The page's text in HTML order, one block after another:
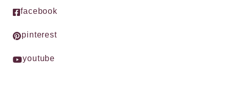
facebook
pinterest
youtube